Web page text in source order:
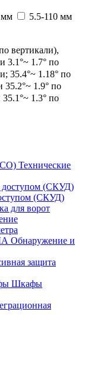
мм
5.5-110 мм
вертикали),
3.1°~ 1.7° по
35.4°~ 1.18° по
35.2°~ 1.9° по
35.1°~ 1.3° по
Технические
(СКУД)
для ворот
Обнаружение и
защита
Шкафы